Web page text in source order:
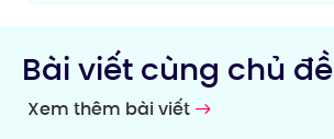
Bài viết cùng chủ đề
Xem thêm bài viết